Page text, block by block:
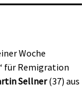
Woche
für Remigration
Sellner(37) aus